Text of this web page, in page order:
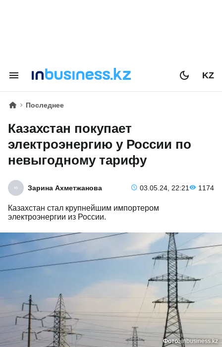
KZ
Последнее
Казахстан покупает
электроэнергию у России по
невыгодному тарифу
Зарина Ахметжанова 03.05.24, 22:21 1174
Казахстан стал крупнейшим импортером
электроэнергии из России.
Фото:inbusiness.kz